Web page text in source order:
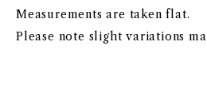
Measurements are taken flat.
Please note slight variations